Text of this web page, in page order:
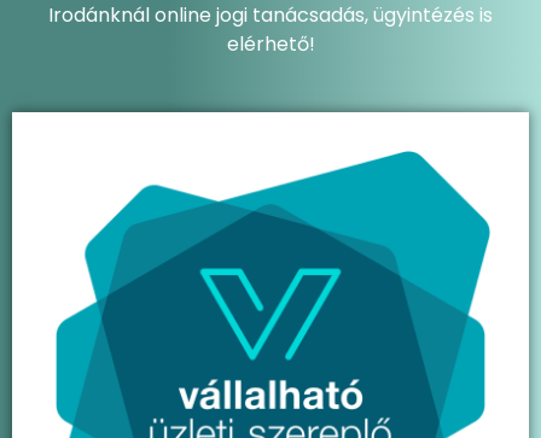
Irodánknál online jogi tanácsadás, ügyintézés is
elérhető!